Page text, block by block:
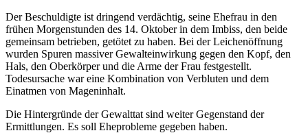
Der Beschuldigte ist dringend verdächtig, seine Ehefrau in den
frühen Morgenstunden des 14. Oktober in dem Imbiss, den beide
gemeinsam betrieben, getötet zu haben. Bei der Leichenöffnung
wurden Spuren massiver Gewalteinwirkung gegen den Kopf, den
Hals, den Oberkörper und die Arme der Frau festgestellt.
Todesursache war eine Kombination von Verbluten und dem
Einatmen von Mageninhalt.
Die Hintergründe der Gewalttat sind weiter Gegenstand der
Ermittlungen. Es soll Eheprobleme gegeben haben.